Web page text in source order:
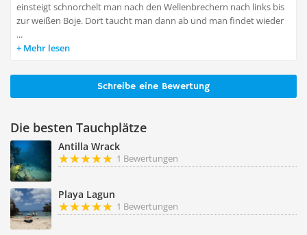
einsteigt schnorchelt man nach den Wellenbrechern nach links bis
zur weißen Boje. Dort taucht man dann ab und man findet wieder
...
Mehr lesen
Schreibe eine Bewertung
Die besten Tauchplätze
Antilla Wrack
1 Bewertungen
Playa Lagun
1 Bewertungen